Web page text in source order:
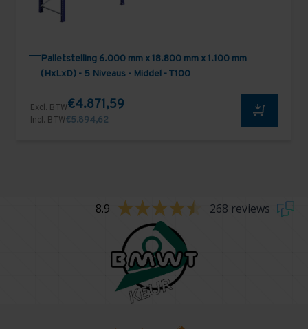
Palletstelling 6.000 mm x 18.800 mm x 1.100 mm
(HxLxD) - 5 Niveaus - Middel - T100
Excl. BTW€4.871,59
Incl. BTW€5.894,62
8.9 268 reviews